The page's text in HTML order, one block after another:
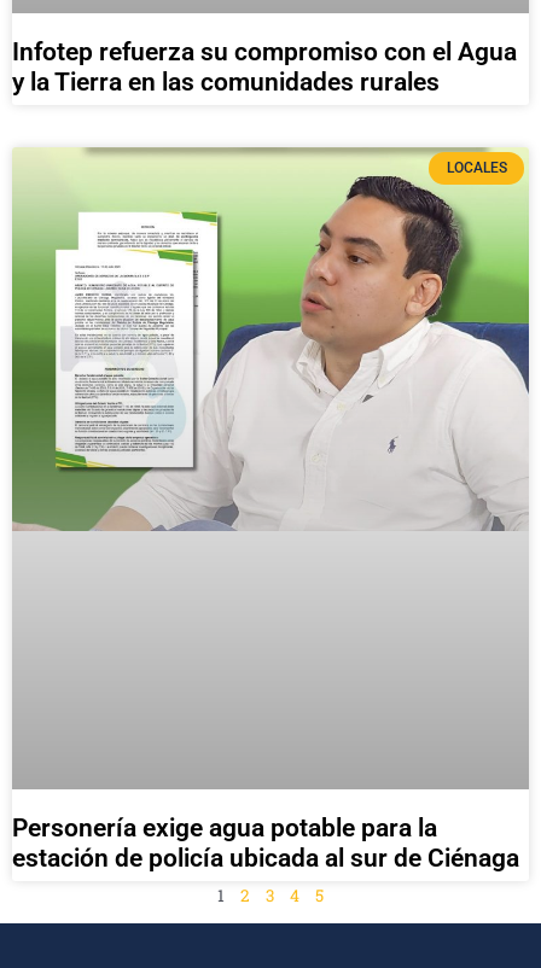
Infotep refuerza su compromiso con el Agua
y la Tierra en las comunidades rurales
LOCALES
Personería exige agua potable para la
estación de policía ubicada al sur de Ciénaga
1 2 3 4 5